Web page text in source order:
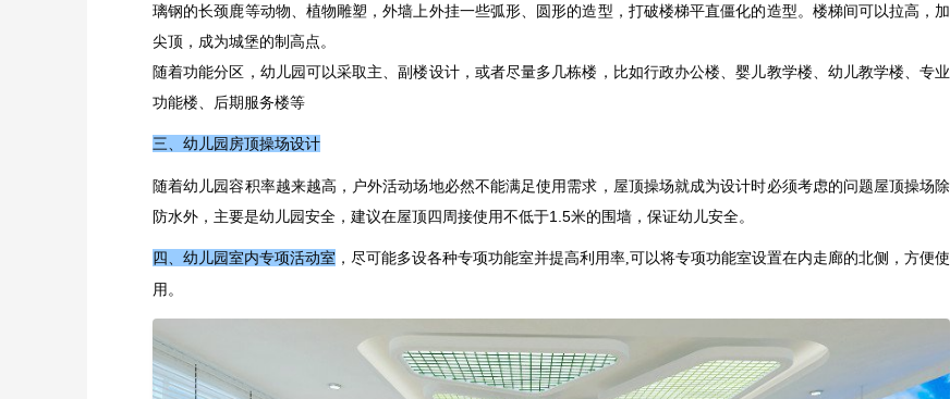
璃钢的长颈鹿等动物、植物雕塑，外墙上外挂一些弧形、圆形的造型，打破楼梯平直僵化的造型。楼梯间可以拉高，加
尖顶，成为城堡的制高点。
随着功能分区，幼儿园可以采取主、副楼设计，或者尽量多几栋楼，比如行政办公楼、婴儿教学楼、幼儿教学楼、专业
功能楼、后期服务楼等
三、幼儿园房顶操场设计
随着幼儿园容积率越来越高，户外活动场地必然不能满足使用需求，屋顶操场就成为设计时必须考虑的问题屋顶操场除
防水外，主要是幼儿园安全，建议在屋顶四周接使用不低于1.5米的围墙，保证幼儿安全。
四、幼儿园室内专项活动室 ，尽可能多设各种专项功能室并提高利用率,可以将专项功能室设置在内走廊的北侧，方便使
用。